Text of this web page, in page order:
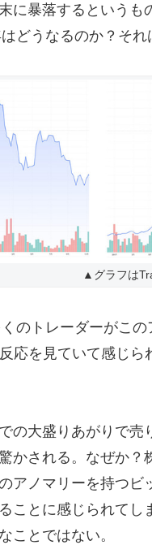
に暴落するという
どうなるのか？それ
▲グラフは
のトレーダーがこ
応を見ていて感じ
の大盛りあがりで
かされる。なぜか
アノマリーを持つビ
ことに感じられて
ことではない。